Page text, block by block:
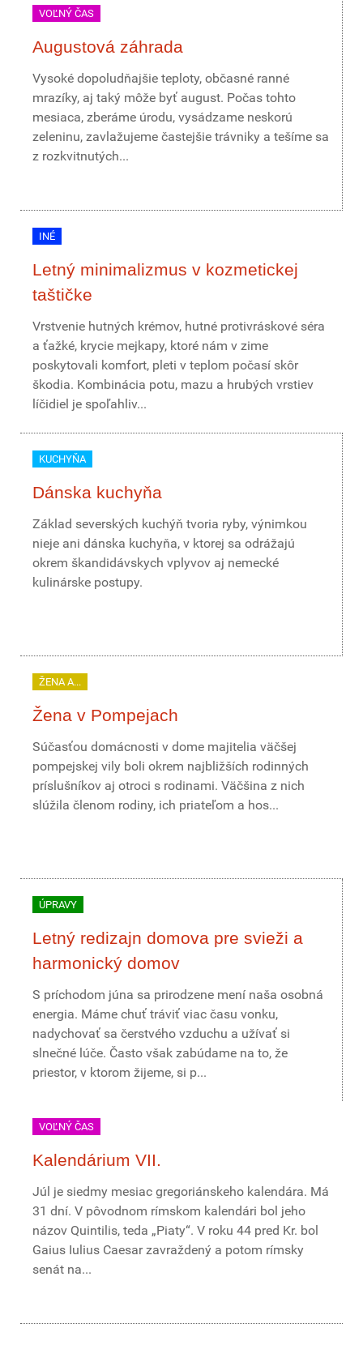
VOĽNÝ ČAS
Augustová záhrada
Vysoké dopoludňajšie teploty, občasné ranné
mrazíky, aj taký môže byť august. Počas tohto
mesiaca, zberáme úrodu, vysádzame neskorú
zeleninu, zavlažujeme častejšie trávniky a tešíme sa
z rozkvitnutých...
INÉ
Letný minimalizmus v kozmetickej
taštičke
Vrstvenie hutných krémov, hutné protivráskové séra
a ťažké, krycie mejkapy, ktoré nám v zime
poskytovali komfort, pleti v teplom počasí skôr
škodia. Kombinácia potu, mazu a hrubých vrstiev
líčidiel je spoľahliv...
KUCHYŇA
Dánska kuchyňa
Základ severských kuchýň tvoria ryby, výnimkou
nieje ani dánska kuchyňa, v ktorej sa odrážajú
okrem škandidávskych vplyvov aj nemecké
kulinárske postupy.
ŽENA A...
Žena v Pompejach
Súčasťou domácnosti v dome majitelia väčšej
pompejskej vily boli okrem najbližších rodinných
príslušníkov aj otroci s rodinami. Väčšina z nich
slúžila členom rodiny, ich priateľom a hos...
ÚPRAVY
Letný redizajn domova pre svieži a
harmonický domov
S príchodom júna sa prirodzene mení naša osobná
energia. Máme chuť tráviť viac času vonku,
nadychovať sa čerstvého vzduchu a užívať si
slnečné lúče. Často však zabúdame na to, že
priestor, v ktorom žijeme, si p...
VOĽNÝ ČAS
Kalendárium VII.
Júl je siedmy mesiac gregoriánskeho kalendára. Má
31 dní. V pôvodnom rímskom kalendári bol jeho
názov Quintilis, teda „Piaty“. V roku 44 pred Kr. bol
Gaius Iulius Caesar zavraždený a potom rímsky
senát na...